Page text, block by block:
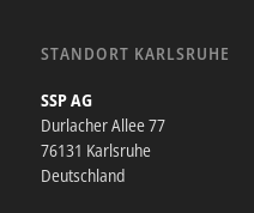
STANDORT KARLSRUHE
SSP AG
Durlacher Allee 77
76131 Karlsruhe
Deutschland